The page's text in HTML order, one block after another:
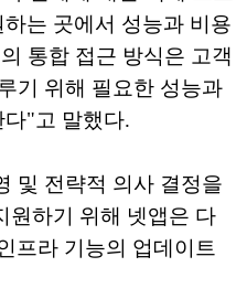
는 곳에서 성능과 비용
통합 접근 방식은 고객
기 위해 필요한 성능과
"고 말했다.
및 전략적 의사 결정을
원하기 위해 넷앱은 다
프라 기능의 업데이트